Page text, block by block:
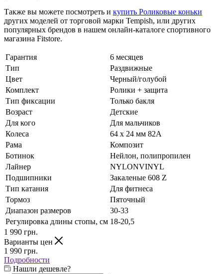
Также вы можете посмотреть и купить Роликовые коньки
других моделей от торговой марки Tempish, или других
популярных брендов в нашем онлайн-каталоге спортивного
магазина Fitstore.
Гарантия
6 месяцев
Тип
Раздвижные
Цвет
Черный/голубой
Комплект
Ролики + защита
Тип фиксации
Только бакля
Возраст
Детские
Для кого
Для мальчиков
Колеса
64 x 24 мм 82A
Рама
Композит
Ботинок
Нейлон, полипропилен
Лайнер
NYLONVINYL
Подшипники
Закаленые 608 Z
Тип катания
Для фитнеса
Тормоз
Пяточный
Диапазон размеров
30-33
Регулировка длины стопы, см 18-20,5
1 990 грн.
Варианты цен
1 990 грн.
Подробности
Нашли дешевле?